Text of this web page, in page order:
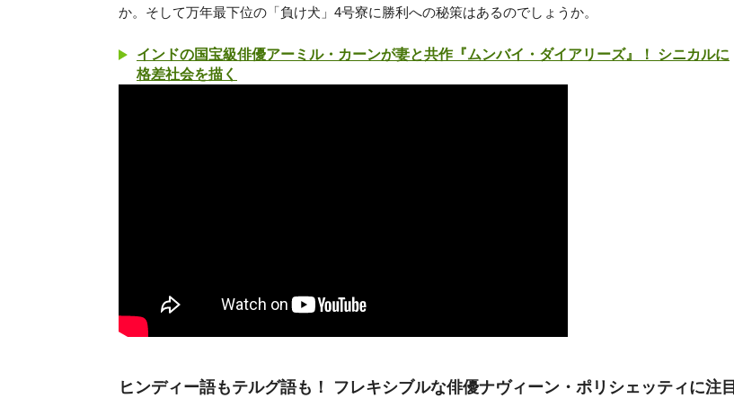
か。そして万年最下位の「負け犬」4号寮に勝利への秘策はあるのでしょうか。
インドの国宝級俳優アーミル・カーンが妻と共作『ムンバイ・ダイアリーズ』！ シニカルに
格差社会を描く
ヒンディー語もテルグ語も！ フレキシブルな俳優ナヴィーン・ポリシェッティに注目